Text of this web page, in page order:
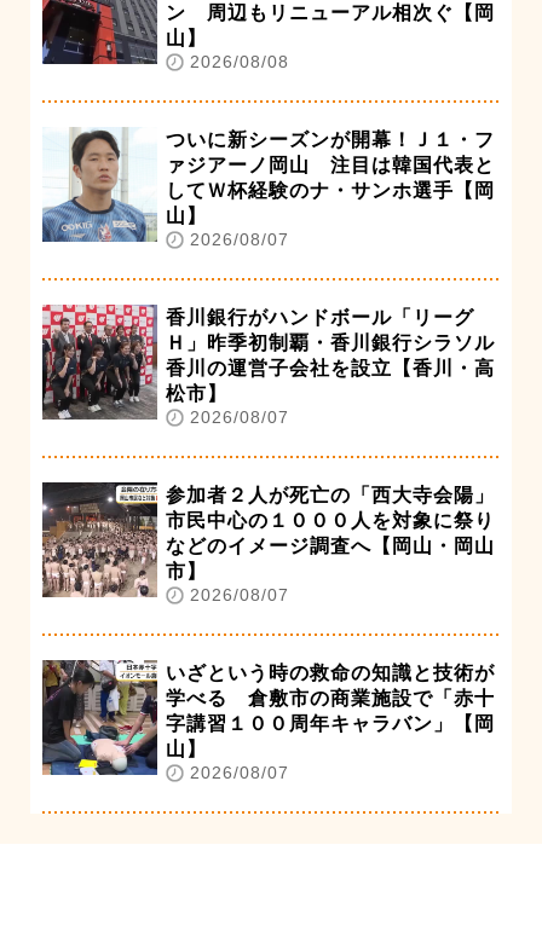
ン 周辺もリニューアル相次ぐ【岡
山】
2026/08/08
ついに新シーズンが開幕！Ｊ１・フ
ァジアーノ岡山 注目は韓国代表と
してＷ杯経験のナ・サンホ選手【岡
山】
2026/08/07
香川銀行がハンドボール「リーグ
Ｈ」昨季初制覇・香川銀行シラソル
香川の運営子会社を設立【香川・高
松市】
2026/08/07
参加者２人が死亡の「西大寺会陽」
市民中心の１０００人を対象に祭り
などのイメージ調査へ【岡山・岡山
市】
2026/08/07
いざという時の救命の知識と技術が
学べる 倉敷市の商業施設で「赤十
字講習１００周年キャラバン」【岡
山】
2026/08/07